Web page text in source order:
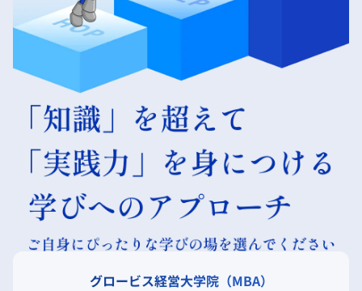
グロービス経営大学院（MBA）